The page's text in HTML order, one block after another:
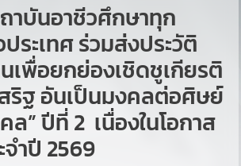
าบันอาชีวศึกษาทุก
ระเทศ ร่วมส่งประวัติ
เพื่อยกย่องเชิดชูเกียรติ
ริฐ อันเป็นมงคลต่อศิษย์
ล” ปีที่ 2 เนื่องในโอกาส
ำปี 2569